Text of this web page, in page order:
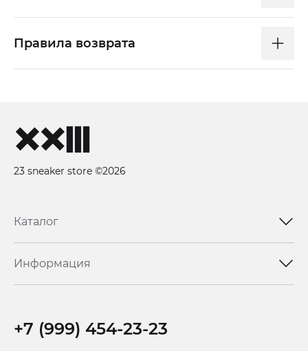
Правила возврата
23 sneaker store ©2026
Каталог
Информация
+7 (999) 454-23-23